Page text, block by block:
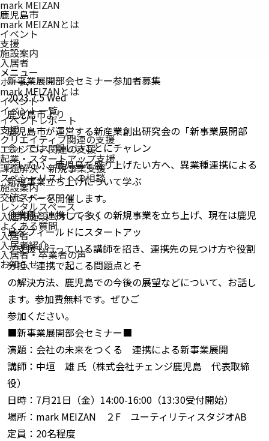
mark MEIZAN
鹿児島市
mark MEIZANとは
イベント
支援
施設案内
入居者
メニュー
ホーム
mark MEIZANとは
イベント
イベント一覧
イベントレポート
支援
クリエイティブ関連の支援
エンジニア関連の支援
起業・スタートアップ支援
課題解決・新規事業支援
スペシャリストへの相談
施設案内
交流スペース
レンタルスペース
入居用施設（オフィス）
よくある質問
入居者
入居者紹介
入居者・卒業者の声
お知らせ
新事業展開部会セミナー参加者募集
2023.7.5 Wed
鹿児島市より
鹿児島市が運営する新産業創出研究会の「新事業展開部
会」では、新しいことにチャレン
ジしたい、鹿児島を盛り上げたい方へ、異業種連携による
新規事業立ち上げについて学ぶ
セミナーを開催します。
他業種と連携して多くの新規事業を立ち上げ、現在は鹿児
島をフィールドにスタートアッ
プ支援も行っている講師を招き、連携先の見つけ方や役割
分担、連携で起こる問題点とそ
の解決方法、鹿児島での今後の展望などについて、お話し
ます。参加費無料です。ぜひご
参加ください。
■新事業展開部会セミナー■
演題：会社の未来をつくる 連携による新事業展開
講師：中垣 雄 氏（株式会社チェンジ鹿児島 代表取締
役）
日時：7月21日（金）14:00-16:00（13:30受付開始）
場所：mark MEIZAN ２F ユーティリティスタジオAB
定員：20名程度